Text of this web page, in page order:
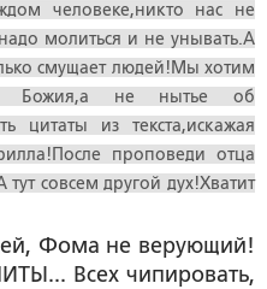
человеке,никто нас не
молиться и не унывать.А
смущает людей!Мы хотим
Божия,а не нытье об
цитаты из текста,искажая
проповеди отца
совсем другой дух!Хватит
Фома не верующий!
Всех чипировать,